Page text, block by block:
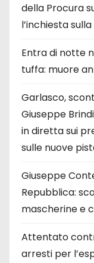
della Procura
l’inchiesta
Entra di notte
tuffa: muore
Garlasco,
Giuseppe
in diretta sui
sulle nuove
Giuseppe
Repubblica:
mascherine e
Attentato
arresti per